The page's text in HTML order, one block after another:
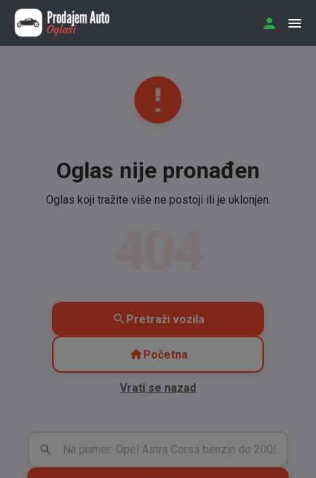
Oglas nije pronađen
Oglas koji tražite više ne postoji ili je uklonjen.
Pretraži vozila
Početna
Vrati se nazad